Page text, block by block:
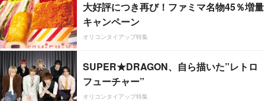
大好評につき再び！ファミマ名物45％増量
キャンペーン
オリコンタイアップ特集
SUPER★DRAGON、自ら描いた”レトロ
フューチャー”
オリコンタイアップ特集